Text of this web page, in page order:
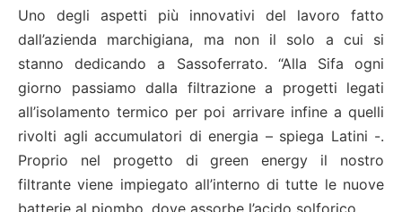
Uno degli aspetti più innovativi del lavoro fatto
dall’azienda marchigiana, ma non il solo a cui si
stanno dedicando a Sassoferrato. “Alla Sifa ogni
giorno passiamo dalla filtrazione a progetti legati
all’isolamento termico per poi arrivare infine a quelli
rivolti agli accumulatori di energia – spiega Latini -.
Proprio nel progetto di green energy il nostro
filtrante viene impiegato all’interno di tutte le nuove
batterie al piombo, dove assorbe l’acido solforico.